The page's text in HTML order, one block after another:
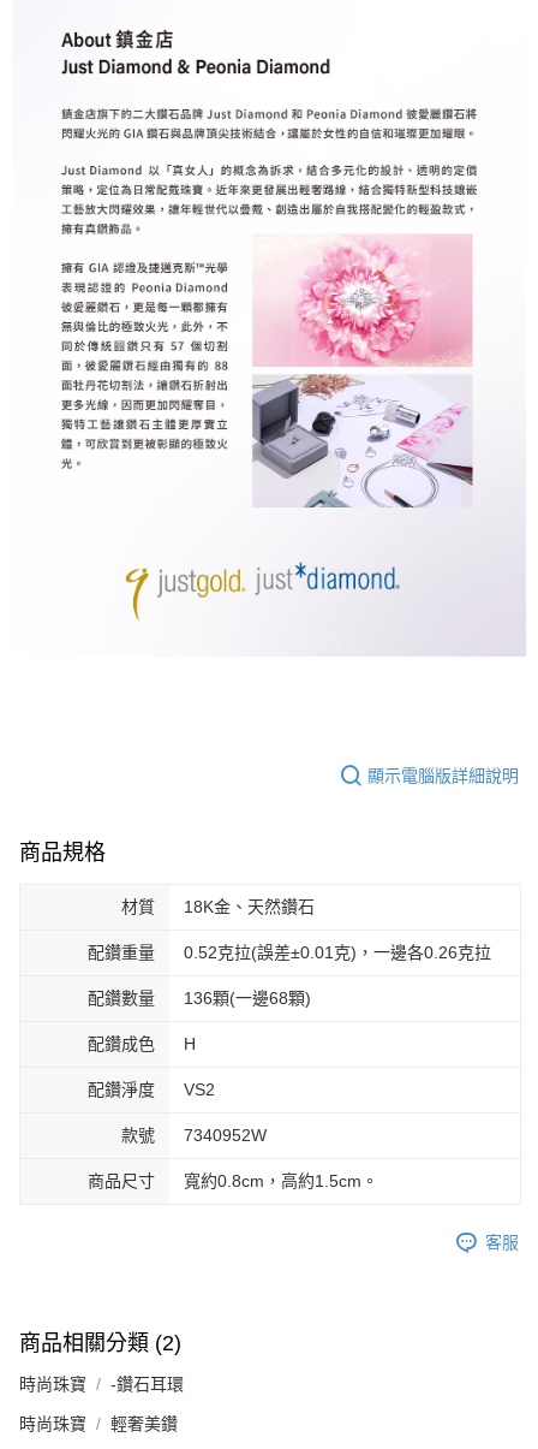
顯示電腦版詳細說明
商品規格
材質 18K金、天然鑽石
配鑽重量 0.52克拉(誤差±0.01克)，一邊各0.26克拉
配鑽數量 136顆(一邊68顆)
配鑽成色 H
配鑽淨度 VS2
款號 7340952W
商品尺寸 寬約0.8cm，高約1.5cm。
客服
商品相關分類 (2)
時尚珠寶 -鑽石耳環
時尚珠寶 輕奢美鑽